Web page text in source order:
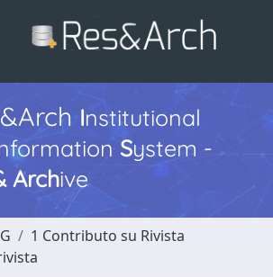
Institutional
System -
Archive
1 Contributo su Rivista